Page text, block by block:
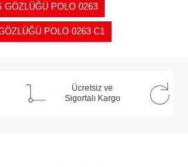
GÖZLÜĞÜ POLO 0263
POLO 0263 C1
Ücretsiz ve
Sigortalı Kargo